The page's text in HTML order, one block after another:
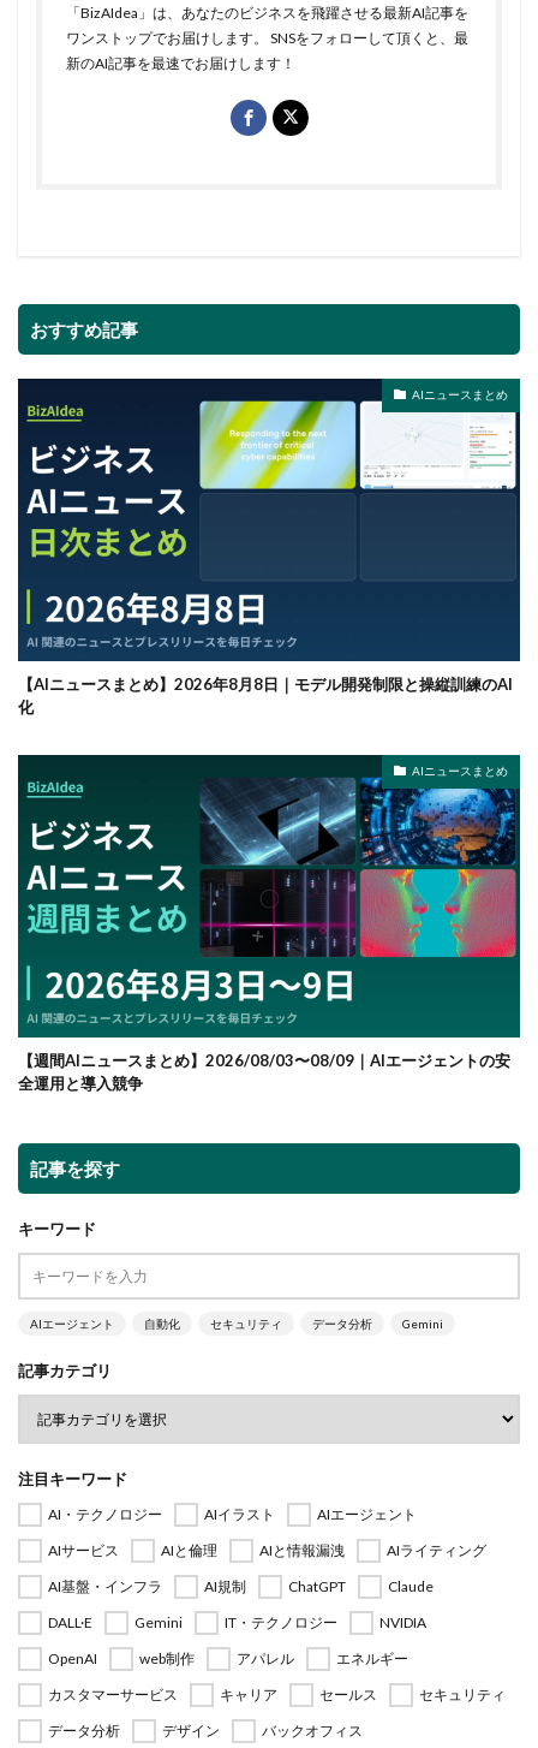
「BizAIdea」は、あなたのビジネスを飛躍させる最新AI記事を
ワンストップでお届けします。 SNSをフォローして頂くと、最
新のAI記事を最速でお届けします！
おすすめ記事
AIニュースまとめ
【AIニュースまとめ】2026年8月8日｜モデル開発制限と操縦訓練のAI
化
AIニュースまとめ
【週間AIニュースまとめ】2026/08/03〜08/09｜AIエージェントの安
全運用と導入競争
記事を探す
キーワード
AIエージェント 自動化 セキュリティ データ分析 Gemini
記事カテゴリ
注目キーワード
AI・テクノロジー AIイラスト
AIエージェント
AIサービス
AIと倫理 AIと情報漏洩
AIライティング
AI基盤・インフラ
AI規制 ChatGPT
Claude
DALL·E
Gemini IT・テクノロジー
NVIDIA
OpenAI
web制作 アパレル
エネルギー
カスタマーサービス
キャリア セールス
セキュリティ
データ分析
デザイン バックオフィス